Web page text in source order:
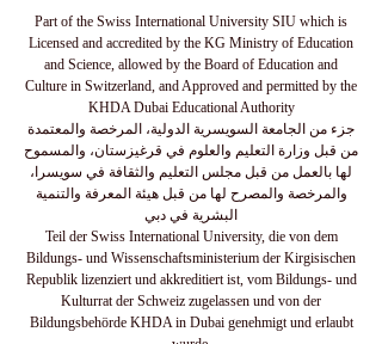
Part of the Swiss International University SIU which is
Licensed and accredited by the KG Ministry of Education
and Science, allowed by the Board of Education and
Culture in Switzerland, and Approved and permitted by the
KHDA Dubai Educational Authority
جزء من الجامعة السويسرية الدولية، المرخصة والمعتمدة
من قبل وزارة التعليم والعلوم في قرغيزستان، والمسموح
لها بالعمل من قبل مجلس التعليم والثقافة في سويسرا،
والمرخصة والمصرح لها من قبل هيئة المعرفة والتنمية
البشرية في دبي
Teil der Swiss International University, die von dem
Bildungs- und Wissenschaftsministerium der Kirgisischen
Republik lizenziert und akkreditiert ist, vom Bildungs- und
Kulturrat der Schweiz zugelassen und von der
Bildungsbehörde KHDA in Dubai genehmigt und erlaubt